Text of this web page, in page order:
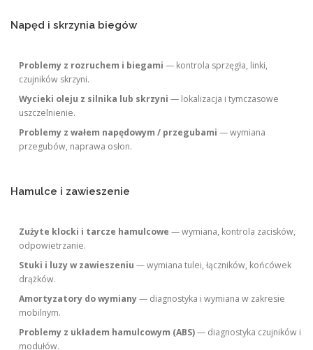
Napęd i skrzynia biegów
Problemy z rozruchem i biegami — kontrola sprzęgła, linki,
czujników skrzyni.
Wycieki oleju z silnika lub skrzyni — lokalizacja i tymczasowe
uszczelnienie.
Problemy z wałem napędowym / przegubami — wymiana
przegubów, naprawa osłon.
Hamulce i zawieszenie
Zużyte klocki i tarcze hamulcowe — wymiana, kontrola zacisków,
odpowietrzanie.
Stuki i luzy w zawieszeniu — wymiana tulei, łączników, końcówek
drążków.
Amortyzatory do wymiany— diagnostyka i wymiana w zakresie
mobilnym.
Problemy z układem hamulcowym (ABS)— diagnostyka czujników i
modułów.